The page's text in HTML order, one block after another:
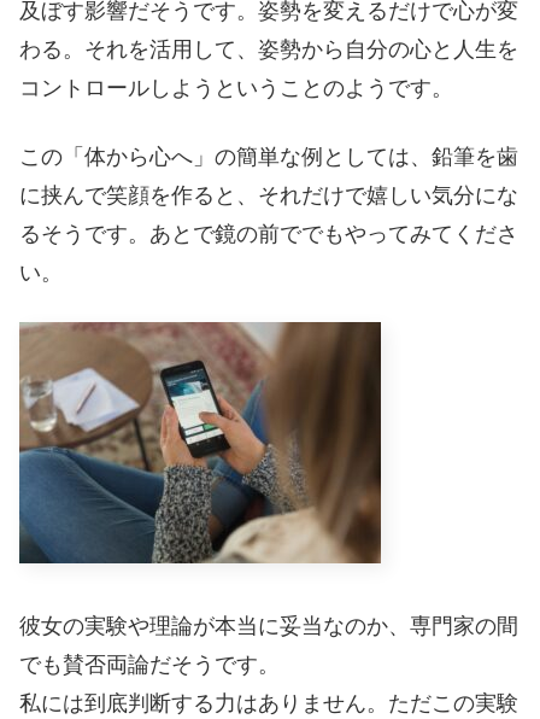
及ぼす影響だそうです。姿勢を変えるだけで心が変
わる。それを活用して、姿勢から自分の心と人生を
コントロールしようということのようです。
この「体から心へ」の簡単な例としては、鉛筆を歯
に挟んで笑顔を作ると、それだけで嬉しい気分にな
るそうです。あとで鏡の前ででもやってみてくださ
い。
彼女の実験や理論が本当に妥当なのか、専門家の間
でも賛否両論だそうです。
私には到底判断する力はありません。ただこの実験